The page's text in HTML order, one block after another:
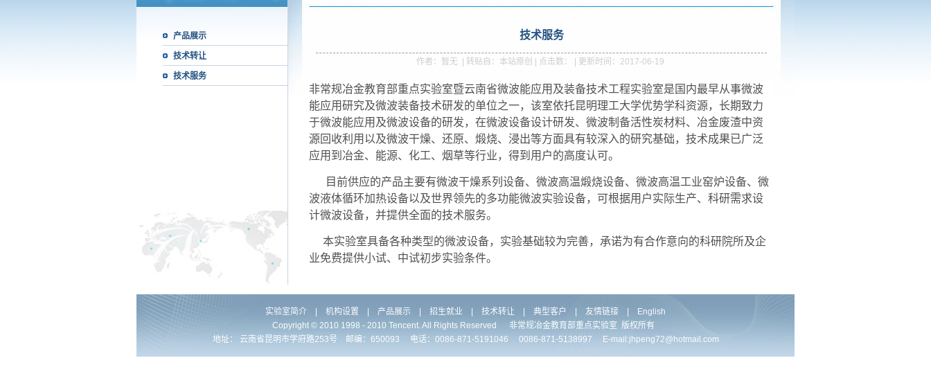
产品展示
技术转让
技术服务
技术服务
作者：暂无 | 转贴自：本站原创 | 点击数： | 更新时间：2017-06-19
非常规冶金教育部重点实验室暨云南省微波能应用及装备技术工程实验室是国内最早从事微波
能应用研究及微波装备技术研发的单位之一，该室依托昆明理工大学优势学科资源，长期致力
于微波能应用及微波设备的研发，在微波设备设计研发、微波制备活性炭材料、冶金废渣中资
源回收利用以及微波干燥、还原、煅烧、浸出等方面具有较深入的研究基础，技术成果已广泛
应用到冶金、能源、化工、烟草等行业，得到用户的高度认可。
目前供应的产品主要有微波干燥系列设备、微波高温煅烧设备、微波高温工业窑炉设备、微
波液体循环加热设备以及世界领先的多功能微波实验设备，可根据用户实际生产、科研需求设
计微波设备，并提供全面的技术服务。
本实验室具备各种类型的微波设备，实验基础较为完善，承诺为有合作意向的科研院所及企
业免费提供小试、中试初步实验条件。
实验室简介 机构设置 产品展示 招生就业 技术转让 典型客户 友情链接
English
Copyright © 2010 1998 - 2010 Tencent. All Rights Reserved 非常规冶金教育部重点实验室 版权所有
地址： 云南省昆明市学府路253号 邮编：650093 电话：0086-871-5191046 0086-871-5138997 E-mail:jhpeng72@hotmail.com